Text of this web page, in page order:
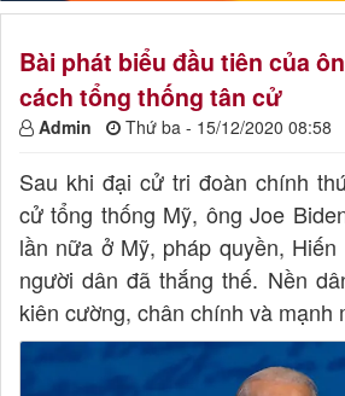
Bài phát biểu đầu tiên của
cách tổng thống tân cử
Admin Thứ ba - 15/12/2020 08:58
Sau khi đại cử tri đoàn chính
cử tổng thống Mỹ, ông Joe
lần nữa ở Mỹ, pháp quyền,
người dân đã thắng thế. Nền
kiên cường, chân chính và mạnh